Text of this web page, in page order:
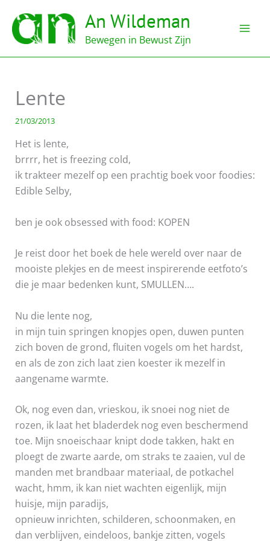
naar
inhoud
An Wildeman
Bewegen in Bewust Zijn
Lente
21/03/2013
Het is lente,
brrrr, het is freezing cold,
ik trakteer mezelf op een prachtig boek voor foodies:
Edible Selby,
ben je ook obsessed with food: KOPEN
Je reist door het boek de hele wereld over naar de
mooiste plekjes en de meest inspirerende eetfoto’s
die je maar bedenken kunt, SMULLEN….
Nu die lente nog,
in mijn tuin springen knopjes open, duwen punten
zich boven de grond, fluiten vogels om het hardst,
en als de zon zich laat zien koester ik mezelf in
aangename warmte.
Ok, nog even dan, vrieskou, ik snoei nog niet de
rozen, ik laat het bladerdek nog even beschermend
toe. Mijn snoeischaar knipt dode takken, hakt en
ploegt de zwarte aarde, om straks te zaaien, vul de
manden met brandbaar materiaal, de potkachel
wacht, hmm, ik kan niet wachten eigenlijk, mijn
huisje, mijn paradijs,
opnieuw inrichten, schilderen, schoonmaken, en
dan verblijven, eindeloos, bankje zitten, vogels